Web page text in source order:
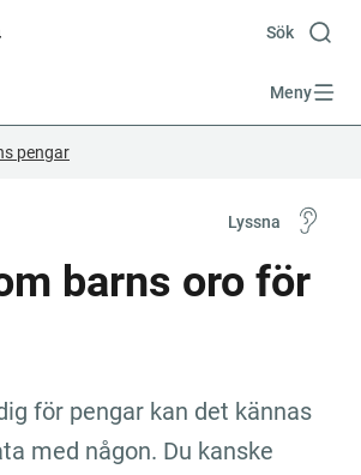
Sök
Meny
pengar
Lyssna
barns oro för
för pengar kan det kännas
med någon. Du kanske